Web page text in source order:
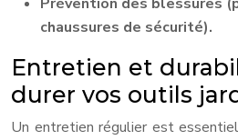
chaussures de sécurité).
Entretien et
durer vos outils
Un entretien régulier est